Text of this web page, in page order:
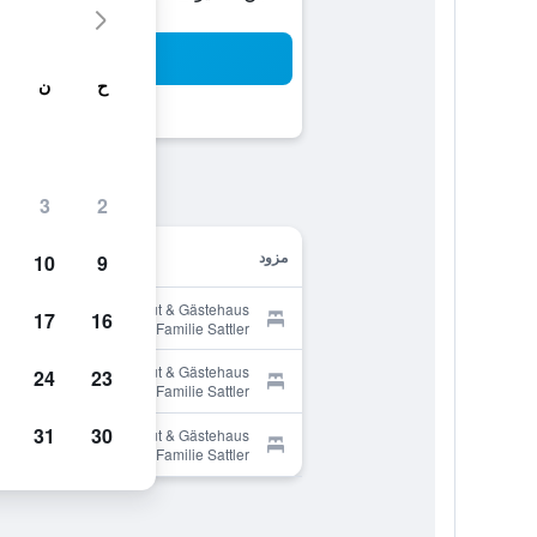
مزود
Provider for Weingut & Gästehaus
zum Seeblick - Familie Sattler
Provider for Weingut & Gästehaus
zum Seeblick - Familie Sattler
Provider for Weingut & Gästehaus
zum Seeblick - Familie Sattler
ح ن
2
3
9
10
16
17
23
24
30
31